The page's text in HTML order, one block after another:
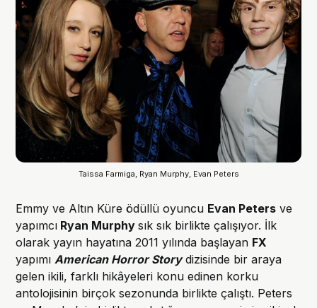
Taissa Farmiga, Ryan Murphy, Evan Peters
Emmy ve Altın Küre ödüllü oyuncu Evan Peters ve
yapımcı Ryan Murphysık sık birlikte çalışıyor. İlk
olarak yayın hayatına 2011 yılında başlayan FX
yapımı American Horror Storydizisinde bir araya
gelen ikili, farklı hikâyeleri konu edinen korku
antolojisinin birçok sezonunda birlikte çalıştı. Peters